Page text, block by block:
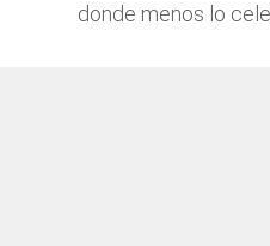
donde menos lo